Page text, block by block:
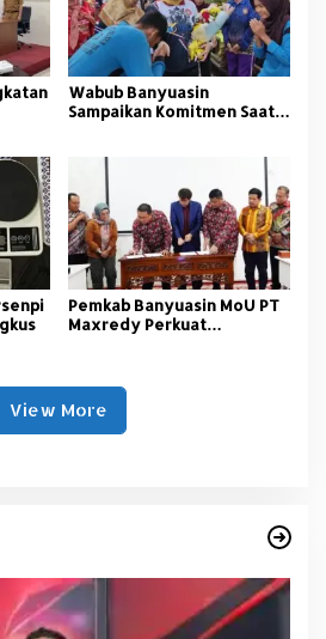
Wabub Banyuasin
Sampaikan Komitmen Saat
Pemkab Banyuasin MoU PT
Maxredy Perkuat
View More